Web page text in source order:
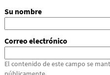
Su nombre
Correo electrónico
El contenido de este campo se